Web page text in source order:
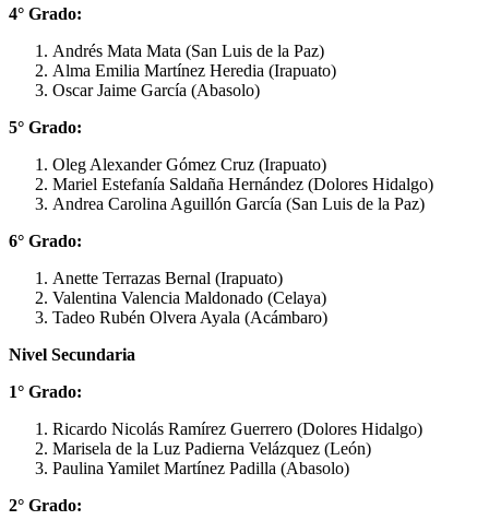
4° Grado:
Andrés Mata Mata (San Luis de la Paz)
Alma Emilia Martínez Heredia (Irapuato)
Oscar Jaime García (Abasolo)
5° Grado:
Oleg Alexander Gómez Cruz (Irapuato)
Mariel Estefanía Saldaña Hernández (Dolores Hidalgo)
Andrea Carolina Aguillón García (San Luis de la Paz)
6° Grado:
Anette Terrazas Bernal (Irapuato)
Valentina Valencia Maldonado (Celaya)
Tadeo Rubén Olvera Ayala (Acámbaro)
Nivel Secundaria
1° Grado:
Ricardo Nicolás Ramírez Guerrero (Dolores Hidalgo)
Marisela de la Luz Padierna Velázquez (León)
Paulina Yamilet Martínez Padilla (Abasolo)
2° Grado: